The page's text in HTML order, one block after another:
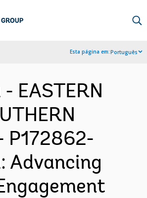
Esta página em:Português
EASTERN
P172862-
Advancing